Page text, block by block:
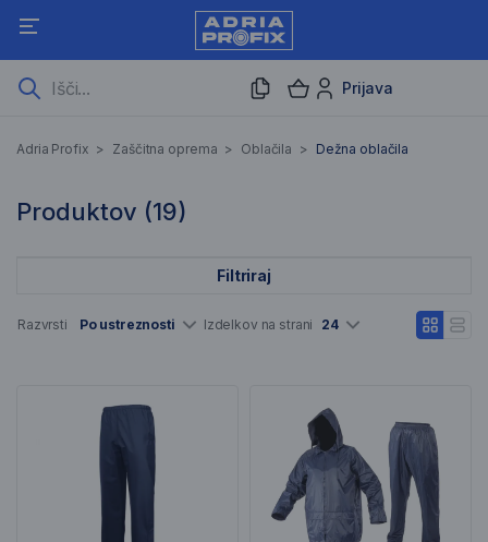
Prijava
Dežna oblačila
Adria Profix > Zaščitna oprema > Oblačila > Dežna oblačila
Produktov (19)
19 Rezultati iskanja
Filtriraj
Seznam artiklov
Razvrsti Po ustreznosti Izdelkov na strani 24